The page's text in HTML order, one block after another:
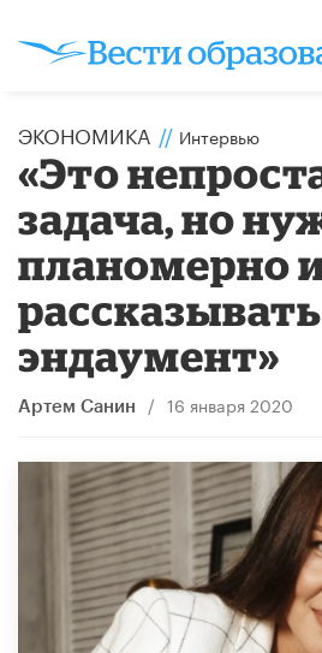
ЭКОНОМИКА // Интервью
«Это
задача, но
планомерно
эндаумент»
Артем Санин / 16 января 2020